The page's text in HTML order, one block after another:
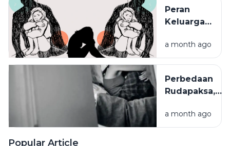
Kejahatan
Digital
Trauma
yang Perlu
Peran
Keluarga
Melindungi
Anak dari
Seksual
a month ago
Perbedaan
Rudapaksa,
dan
Pencabulan
a month ago
Popular Article